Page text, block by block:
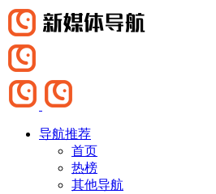
导航推荐
首页
热榜
其他导航